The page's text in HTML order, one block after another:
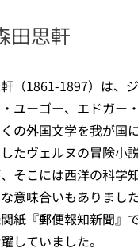
思軒
（1861-1897）は、
ユーゴー、エドガー
の外国文学を我が国
たヴェルヌの冒険小
そこには西洋の科学
意味合いもありまし
紙『郵便報知新聞』
していました。